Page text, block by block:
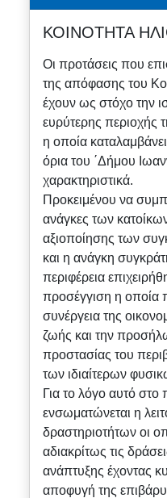
ΚΟΙΝΟΤΗΤΑ
Οι προτάσεις που
της απόφασης του
έχουν ως στόχο την
ευρύτερης περιοχής
η οποία
όρια του ΄Δήμου
χαρακτηριστικά.
Προκειμένου να
ανάγκες των
αξιοποίησης των
και η ανάγκη
περιφέρεια
προσέγγιση η οποία
συνέργεια της
ζωής και την
προστασίας του
των ιδιαίτερων
Για το λόγο αυτό
ενσωματώνεται η
δραστηριοτήτων οι
αδιακρίτως τις
ανάπτυξης έχοντας
αποφυγή της